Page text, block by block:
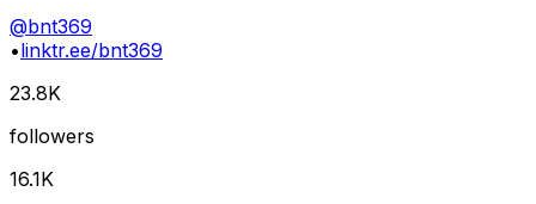
@bnt369
•linktr.ee/bnt369
23.8K
followers
16.1K